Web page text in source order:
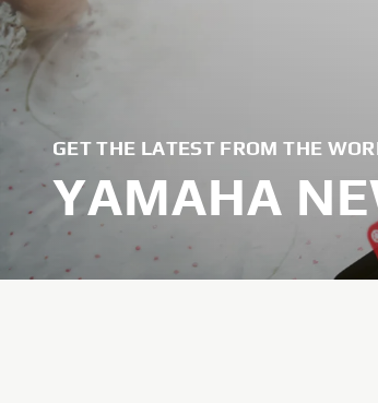
GET THE LATEST FROM THE
YAMAHA